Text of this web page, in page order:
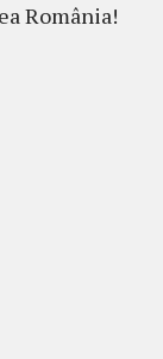
România!